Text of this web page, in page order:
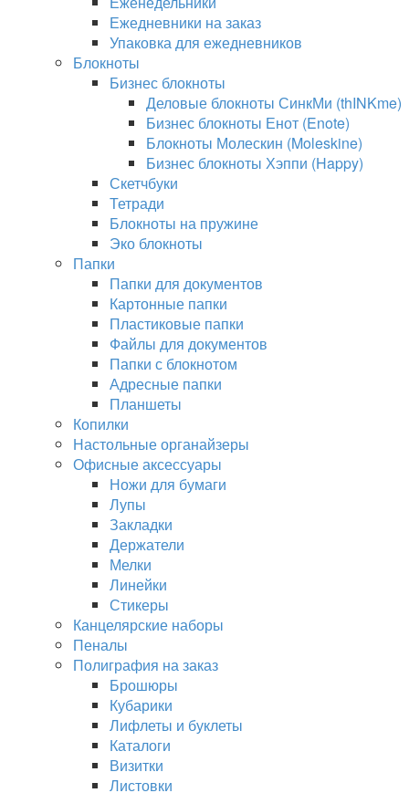
Ежедневники на заказ
Упаковка для ежедневников
Блокноты
Бизнес блокноты
Деловые блокноты СинкМи (thINKme)
Бизнес блокноты Енот (Enote)
Блокноты Молескин (Moleskine)
Бизнес блокноты Хэппи (Happy)
Скетчбуки
Тетради
Блокноты на пружине
Эко блокноты
Папки
Папки для документов
Картонные папки
Пластиковые папки
Файлы для документов
Папки с блокнотом
Адресные папки
Планшеты
Копилки
Настольные органайзеры
Офисные аксессуары
Ножи для бумаги
Лупы
Закладки
Держатели
Мелки
Линейки
Стикеры
Канцелярские наборы
Пеналы
Полиграфия на заказ
Брошюры
Кубарики
Лифлеты и буклеты
Каталоги
Визитки
Листовки